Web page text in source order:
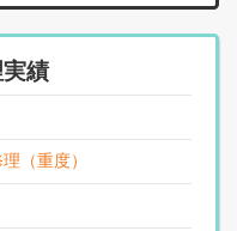
績
（重度）